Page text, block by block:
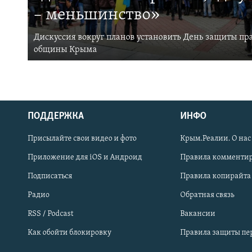
Українською
Qırımtatar
ПРИСОЕДИНЯЙТЕСЬ!
– меньшинство»
Дискуссия вокруг планов установить День защиты
общины Крыма
ПОДДЕРЖКА
Присылайте свои видео и фото
Приложение для iOS и Андроид
Подписаться
Радио
RSS / Podcast
Как обойти блокировку
ИНФО
Крым.Реалии. О нас
Правила
Правила копирайта
Обратная связь
Вакансии
Правила защиты